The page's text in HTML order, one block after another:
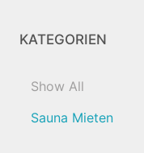
KATEGORIEN
Show All
Sauna Mieten